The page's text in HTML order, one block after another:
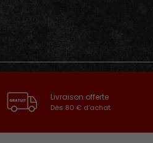
Livraison offerte
Dès 80 € d’achat